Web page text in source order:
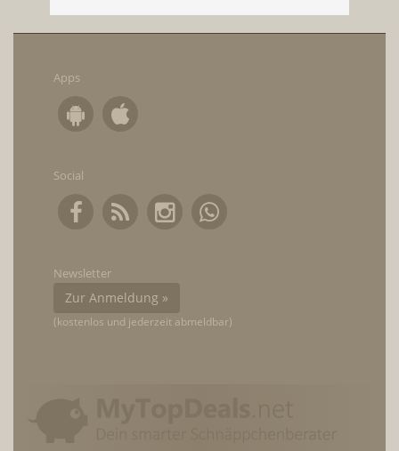
Apps
Social
Newsletter
Zur Anmeldung »
(kostenlos und jederzeit abmeldbar)